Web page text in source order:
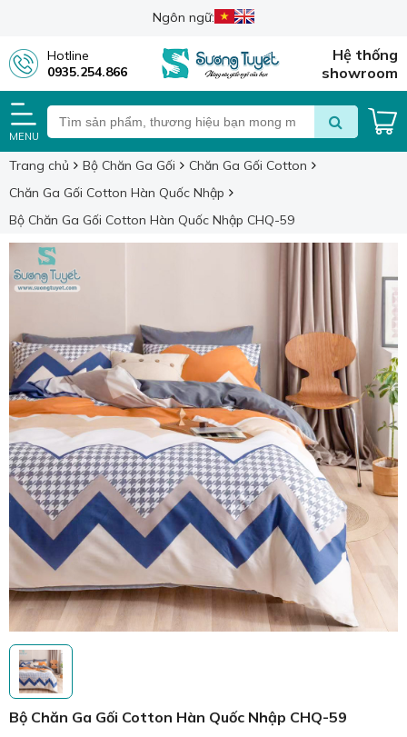
Ngôn ngữ:
Hotline
0935.254.866
Hệ thống
showroom
MENU
Trang chủ Bộ Chăn Ga Gối
Chăn Ga Gối Cotton
Chăn Ga Gối Cotton Hàn Quốc Nhập
Bộ Chăn Ga Gối Cotton Hàn Quốc Nhập CHQ-59
Bộ Chăn Ga Gối Cotton Hàn Quốc Nhập CHQ-59